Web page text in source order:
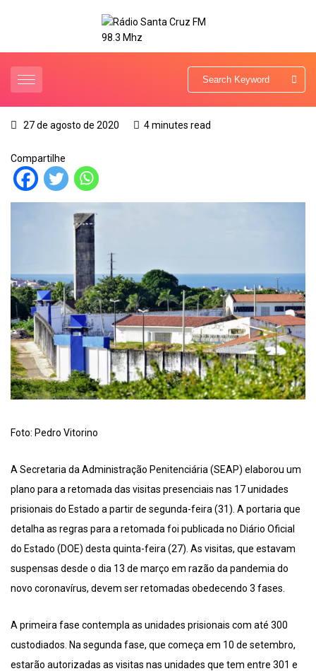
27 de agosto de 2020 4 minutes read
Compartilhe
Foto: Pedro Vitorino
A Secretaria da Administração Penitenciária (SEAP) elaborou um
plano para a retomada das visitas presenciais nas 17 unidades
prisionais do Estado a partir de segunda-feira (31). A portaria que
detalha as regras para a retomada foi publicada no Diário Oficial
do Estado (DOE) desta quinta-feira (27). As visitas, que estavam
suspensas desde o dia 13 de março em razão da pandemia do
novo coronavírus, devem ser retomadas obedecendo 3 fases.
A primeira fase contempla as unidades prisionais com até 300
custodiados. Na segunda fase, que começa em 10 de setembro,
estarão autorizadas as visitas nas unidades que tem entre 301 e